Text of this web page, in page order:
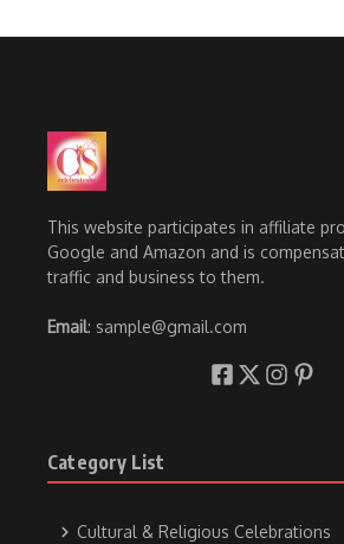
This website participates in affiliate
Google and Amazon and is
traffic and business to them.
Email: sample@gmail.com
Category List
Cultural & Religious Celebrations